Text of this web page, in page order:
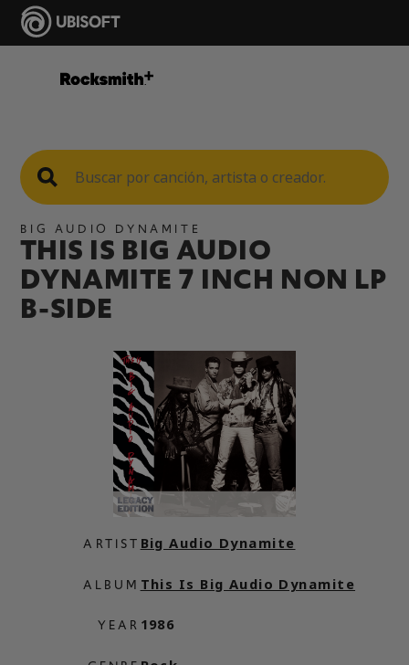
BIG AUDIO DYNAMITE
THIS IS BIG AUDIO
DYNAMITE 7 INCH NON LP
B-SIDE
ARTIST
ALBUM
YEAR
Big Audio Dynamite
This Is Big Audio Dynamite
1986